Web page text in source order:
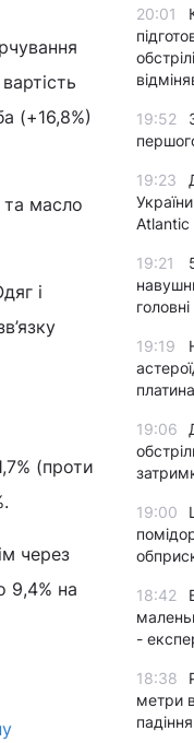
(+16,8%)
та масло
і
(проти
через
9,4% на
20:01
19:52
19:23
Atlantic
19:21
головні
19:19
19:06
19:00
18:42
-
18:38
метри